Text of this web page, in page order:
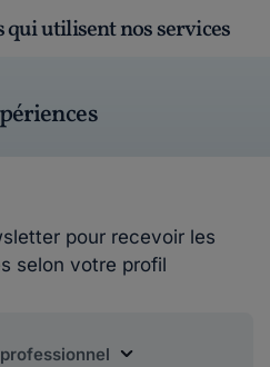
qui utilisent nos services
pour recevoir les
selon votre profil